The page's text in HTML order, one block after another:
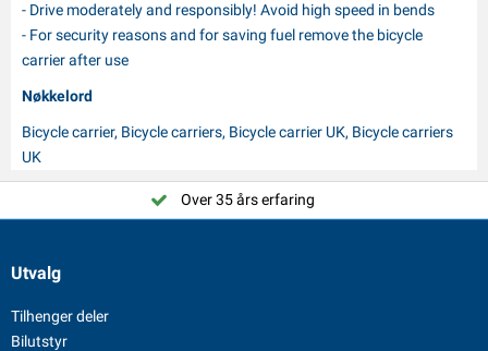
- Drive moderately and responsibly! Avoid high speed in bends
- For security reasons and for saving fuel remove the bicycle
carrier after use
Nøkkelord
Bicycle carrier, Bicycle carriers, Bicycle carrier UK, Bicycle carriers
UK
Over 35 års erfaring
Utvalg
Tilhenger deler
Bilutstyr